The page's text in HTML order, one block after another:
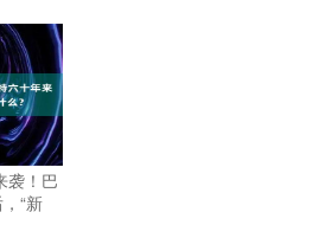
袭！巴
“新